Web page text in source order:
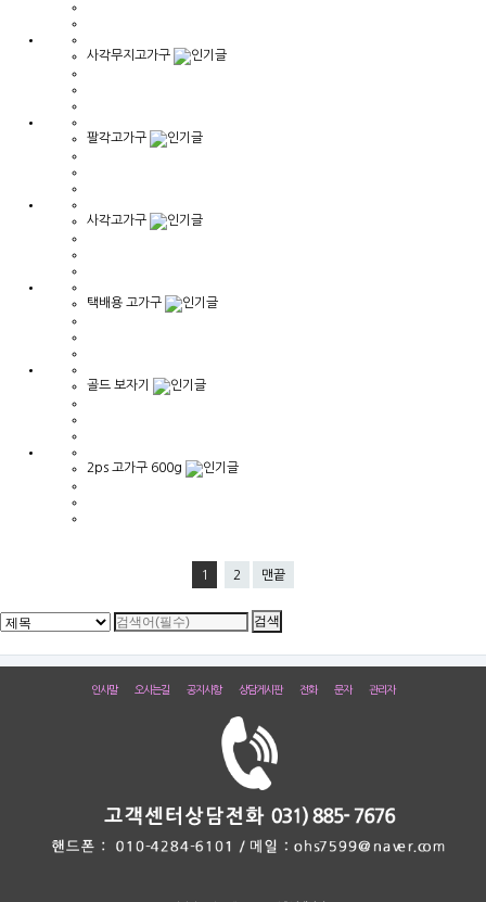
사각무지고가구
팔각고가구
사각고가구
택배용 고가구
골드 보자기
2ps 고가구 600g
1 2 맨끝
인사말 오시는길 공지사항 상담게시판 전화 문자 관리자